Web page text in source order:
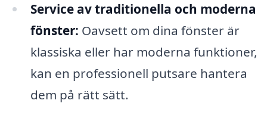
Service av traditionella och moderna
fönster: Oavsett om dina fönster är
klassiska eller har moderna funktioner,
kan en professionell putsare hantera
dem på rätt sätt.